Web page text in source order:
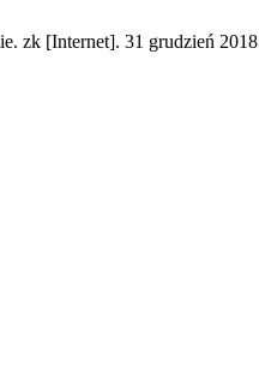
zk [Internet]. 31 grudzień